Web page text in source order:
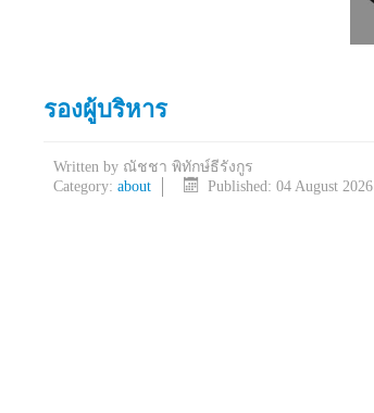
รองผู้บริหาร
Written by ณัชชา พิทักษ์ธีรังกูร
Category: about Published: 04 August 2026